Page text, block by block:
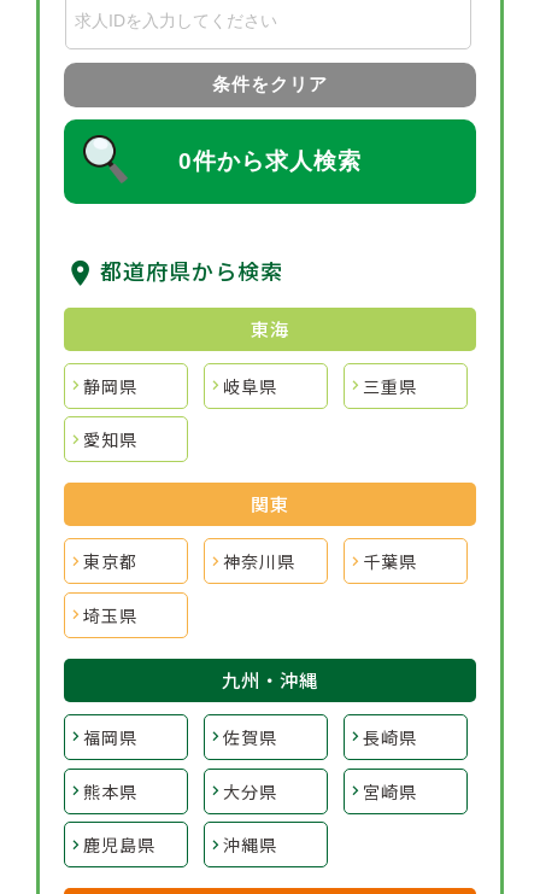
条件をクリア
0件から求人検索
都道府県から検索
東海
静岡県 岐阜県 三重県
愛知県
関東
東京都 神奈川県 千葉県
埼玉県
九州・沖縄
福岡県 佐賀県 長崎県
熊本県 大分県 宮崎県
鹿児島県 沖縄県